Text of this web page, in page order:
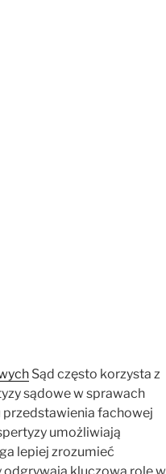
Sąd często korzysta z
sądowe w sprawach
fachowej
umożliwiają
lepiej zrozumieć